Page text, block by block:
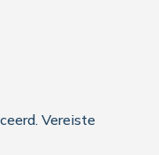
Vereiste